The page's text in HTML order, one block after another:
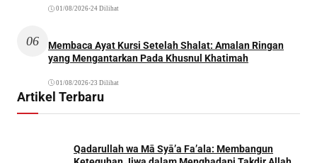
01/08/2026•24 Dilihat
06
Membaca Ayat Kursi Setelah Shalat: Amalan Ringan
yang Mengantarkan Pada Khusnul Khatimah
01/08/2026•23 Dilihat
Artikel Terbaru
Qadarullah wa Mā Syā’a Fa’ala: Membangun